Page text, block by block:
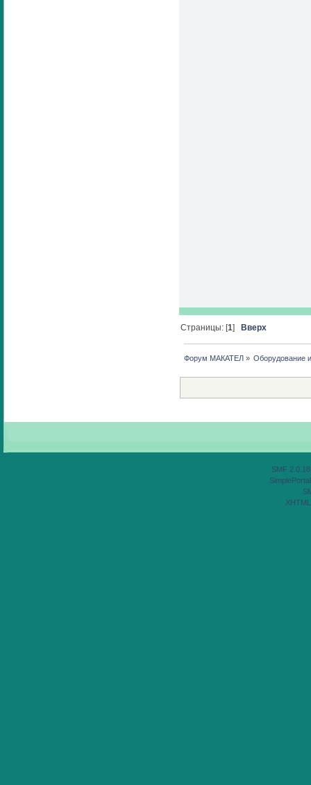
Страницы: [1] Вверх
Форум МАКАТЕЛ » Оборудование
SMF 2.0.18
XHTML